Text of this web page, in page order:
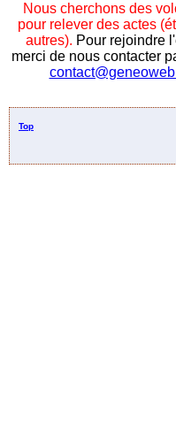
Nous cherchons des
pour relever des actes
autres). Pour rejoindre
merci de nous contacter
Top